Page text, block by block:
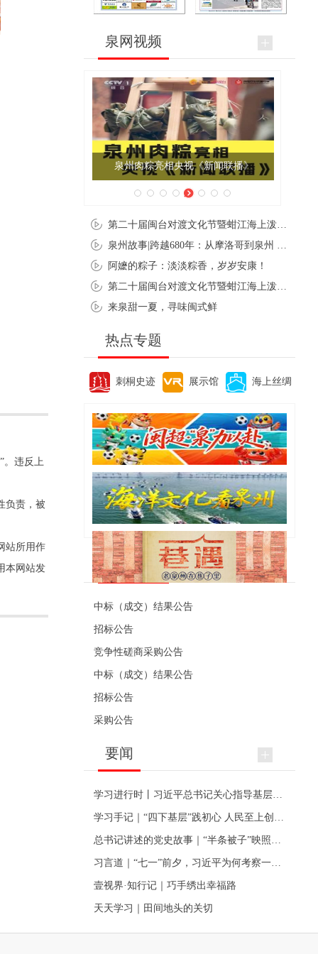
。违反上
负责，被
站所用作
本网站发
泉网视频
泉州肉粽亮相央视《新闻联播》
阿嬷的粽子：淡淡粽香，岁岁安康！
来泉甜一夏，寻味闽式鲜
热点专题
刺桐史迹 展示馆 海上丝绸
便民资讯
中标（成交）结果公告
招标公告
竞争性磋商采购公告
中标（成交）结果公告
招标公告
采购公告
要闻
壹视界·知行记｜巧手绣出幸福路
天天学习｜田间地头的关切